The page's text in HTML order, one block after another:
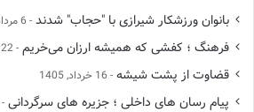
بانوان ورزشکار شیرازی با "حجاب" شدند 6 مرداد, 1405
فرهنگ ؛ کفشی که همیشه ارزان می‌خریم 22 تیر, 1405
قضاوت از پشت شیشه 16 خرداد, 1405
پیام رسان های داخلی ؛ جزیره های سرگردانی